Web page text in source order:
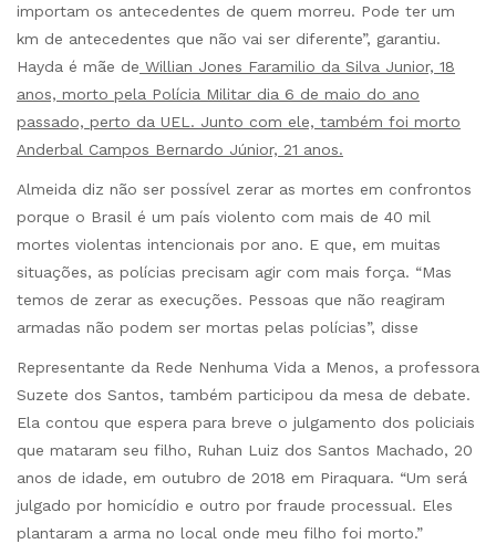
importam os antecedentes de quem morreu. Pode ter um
km de antecedentes que não vai ser diferente”, garantiu.
Hayda é mãe de Willian Jones Faramilio da Silva Junior, 18
anos, morto pela Polícia Militar dia 6 de maio do ano
passado, perto da UEL. Junto com ele, também foi morto
Anderbal Campos Bernardo Júnior, 21 anos.
Almeida diz não ser possível zerar as mortes em confrontos
porque o Brasil é um país violento com mais de 40 mil
mortes violentas intencionais por ano. E que, em muitas
situações, as polícias precisam agir com mais força. “Mas
temos de zerar as execuções. Pessoas que não reagiram
armadas não podem ser mortas pelas polícias”, disse
Representante da Rede Nenhuma Vida a Menos, a professora
Suzete dos Santos, também participou da mesa de debate.
Ela contou que espera para breve o julgamento dos policiais
que mataram seu filho, Ruhan Luiz dos Santos Machado, 20
anos de idade, em outubro de 2018 em Piraquara. “Um será
julgado por homicídio e outro por fraude processual. Eles
plantaram a arma no local onde meu filho foi morto.”